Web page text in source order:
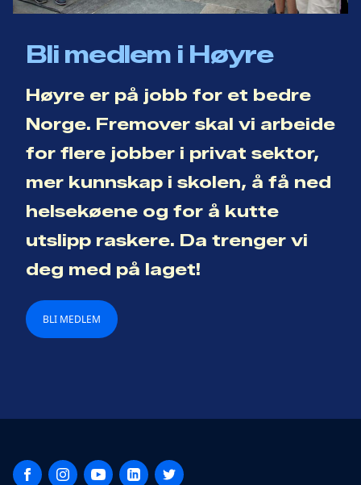
Bli medlem i Høyre
Høyre er på jobb for et bedre
Norge. Fremover skal vi arbeide
for flere jobber i privat sektor,
mer kunnskap i skolen, å få ned
helsekøene og for å kutte
utslipp raskere. Da trenger vi
deg med på laget!
BLI MEDLEM
FacebookInstagramYouTubeLinkedInTwitter